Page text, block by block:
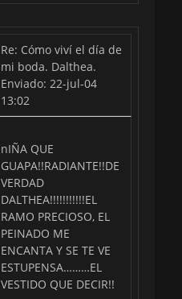
Re: Cómo viví el día de
mi boda. Dalthea.
Enviado: 22-jul-04
13:02
nIÑA QUE
GUAPA!!RADIANTE!!DE
VERDAD
DALTHEA!!!!!!!!!!!EL
RAMO PRECIOSO, EL
PEINADO ME
ENCANTA Y SE TE VE
ESTUPENSA………EL
VESTIDO QUE DECIR!!